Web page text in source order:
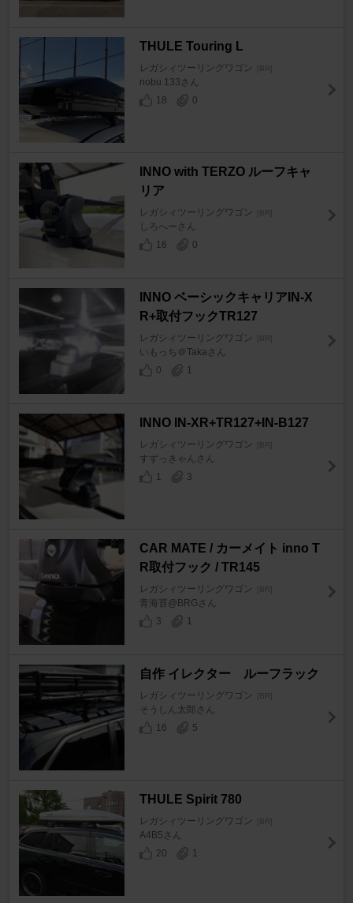
THULE Touring L
レガシィツーリングワゴン [BR]
nobu 133さん
18
0
INNO with TERZO ルーフキャ
リア
レガシィツーリングワゴン [BR]
しろへーさん
16
0
INNO ベーシックキャリアIN-X
R+取付フックTR127
レガシィツーリングワゴン [BR]
いもっち＠Takaさん
0
1
INNO IN-XR+TR127+IN-B127
レガシィツーリングワゴン [BR]
すずっきゃんさん
1
3
CAR MATE / カーメイト inno T
R取付フック / TR145
レガシィツーリングワゴン [BR]
青海苔@BRGさん
3
1
自作 イレクター ルーフラック
レガシィツーリングワゴン [BR]
そうしん太郎さん
16
5
THULE Spirit 780
レガシィツーリングワゴン [BR]
A4B5さん
20
1